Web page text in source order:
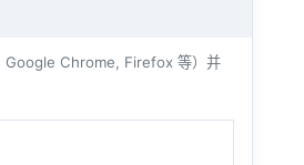
Google Chrome, Firefox 等）并